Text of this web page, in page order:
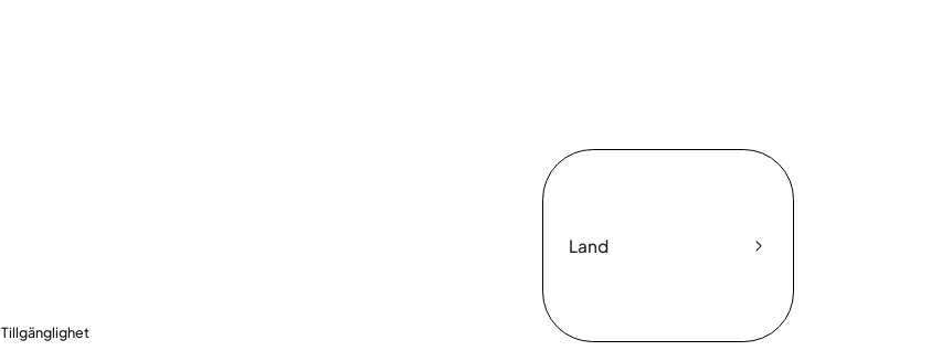
Tillgänglighet
Land